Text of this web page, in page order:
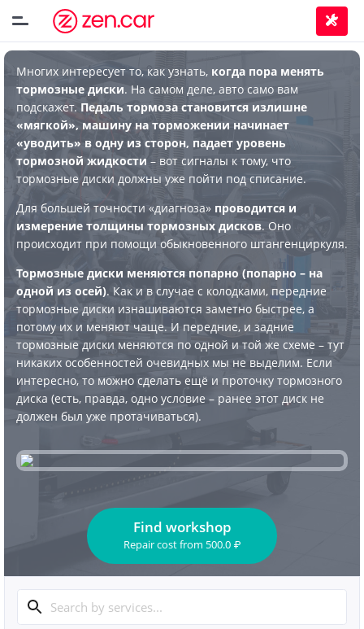
Многих интересует то, как узнать, когда пора менять
тормозные диски. На самом деле, авто само вам
подскажет. Педаль тормоза становится излишне
«мягкой», машину на торможении начинает
«уводить» в одну из сторон, падает уровень
тормозной жидкости – вот сигналы к тому, что
тормозные диски должны уже пойти под списание.
Для большей точности «диагноза» проводится и
измерение толщины тормозных дисков. Оно
происходит при помощи обыкновенного штангенциркуля.
Тормозные диски меняются попарно (попарно – на
одной из осей). Как и в случае с колодками, передние
тормозные диски изнашиваются заметно быстрее, а
потому их и меняют чаще. И передние, и задние
тормозные диски меняются по одной и той же схеме – тут
никаких особенностей очевидных мы не выделим. Если
интересно, то можно сделать ещё и проточку тормозного
диска (есть, правда, одно условие – ранее этот диск не
должен был уже протачиваться).
Find workshop
Repair costfrom 500.0 ₽